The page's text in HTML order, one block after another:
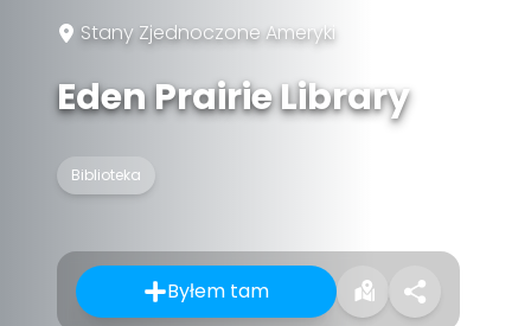
Stany Zjednoczone Ameryki
Eden Prairie Library
Biblioteka
Byłem tam